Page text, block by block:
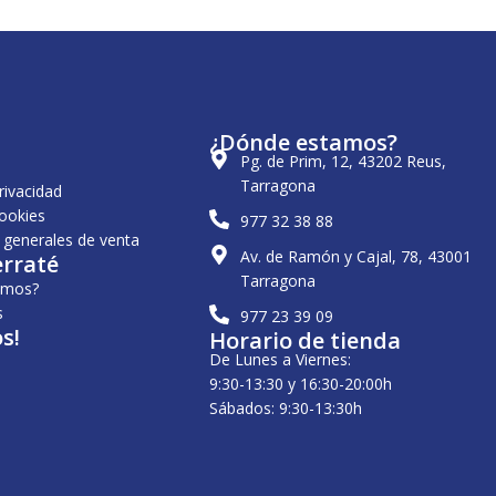
de venta
¿Dónde estamos?
Pg. de Prim, 12, 43202 Reus,
Tarragona
977 32 38 88
Av. de Ramón y Cajal, 78, 43001
Tarragona
977 23 39 09
Horario de tienda
De Lunes a Viernes:
9:30-13:30 y 16:30-20:00h
Sábados: 9:30-13:30h